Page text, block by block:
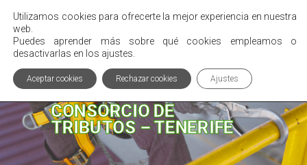
Menú
OFRECEMOS SOLUCIONES
CONSORCIO DE
TRIBUTOS – TENERIFE
Utilizamos cookies para ofrecerte la mejor experiencia en nuestra
web.
Puedes aprender más sobre qué cookies empleamos o
desactivarlas en los ajustes.
Aceptar cookies Rechazar cookies Ajustes